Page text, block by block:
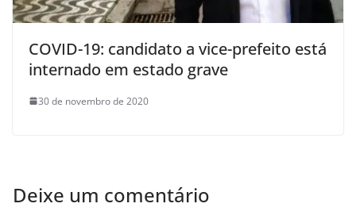
COVID-19: candidato a vice-prefeito está
internado em estado grave
30 de novembro de 2020
Deixe um comentário